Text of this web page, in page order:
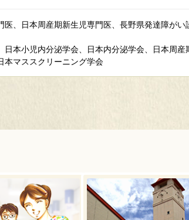
医、日本周産期新生児専門医、長野県発達障がい
日本小児内分泌学会、日本内分泌学会、日本周産
本マススクリーニング学会